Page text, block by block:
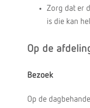
Zorg dat er
is die kan
Op de
Bezoek
Op de